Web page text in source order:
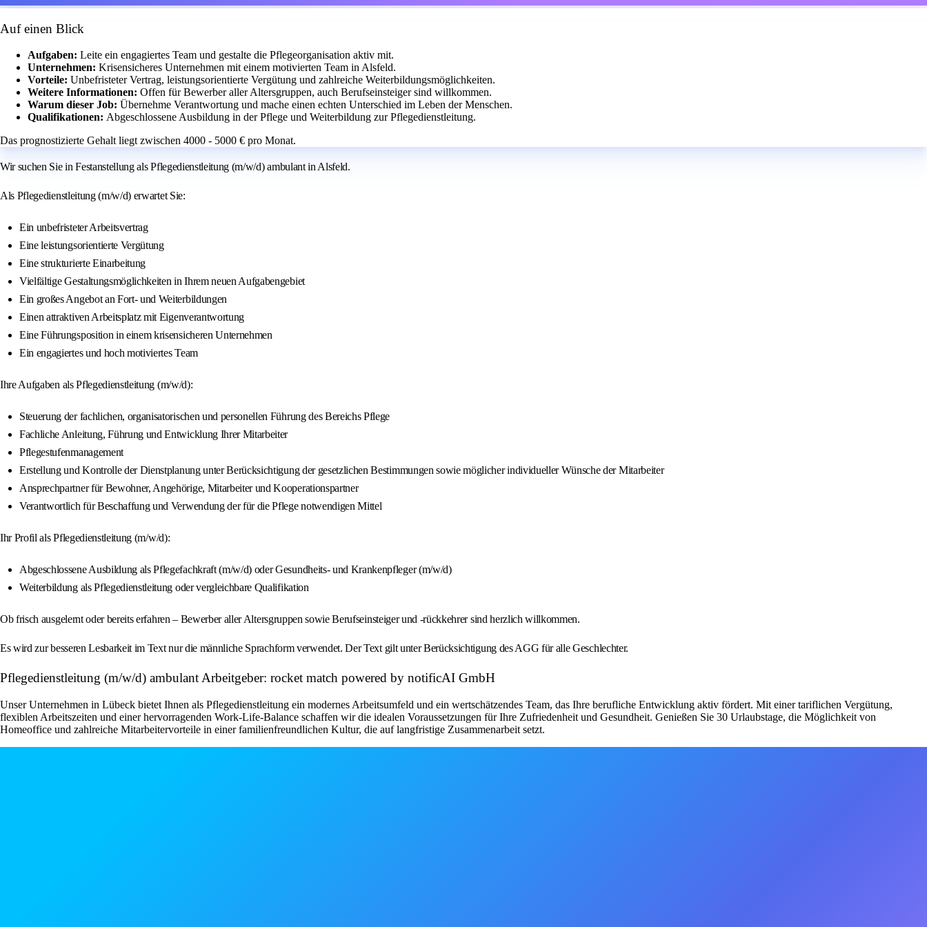
Auf einen Blick
Aufgaben: Leite ein engagiertes Team und gestalte die Pflegeorganisation aktiv mit.
Unternehmen: Krisensicheres Unternehmen mit einem motivierten Team in Alsfeld.
Vorteile: Unbefristeter Vertrag, leistungsorientierte Vergütung und zahlreiche Weiterbildungsmöglichkeiten.
Weitere Informationen: Offen für Bewerber aller Altersgruppen, auch Berufseinsteiger sind willkommen.
Warum dieser Job: Übernehme Verantwortung und mache einen echten Unterschied im Leben der Menschen.
Qualifikationen: Abgeschlossene Ausbildung in der Pflege und Weiterbildung zur Pflegedienstleitung.
Das prognostizierte Gehalt liegt zwischen 4000 - 5000 € pro Monat.
Wir suchen Sie in Festanstellung als Pflegedienstleitung (m/w/d) ambulant in Alsfeld.
Als Pflegedienstleitung (m/w/d) erwartet Sie:
Ein unbefristeter Arbeitsvertrag
Eine leistungsorientierte Vergütung
Eine strukturierte Einarbeitung
Vielfältige Gestaltungsmöglichkeiten in Ihrem neuen Aufgabengebiet
Ein großes Angebot an Fort- und Weiterbildungen
Einen attraktiven Arbeitsplatz mit Eigenverantwortung
Eine Führungsposition in einem krisensicheren Unternehmen
Ein engagiertes und hoch motiviertes Team
Ihre Aufgaben als Pflegedienstleitung (m/w/d):
Steuerung der fachlichen, organisatorischen und personellen Führung des Bereichs Pflege
Fachliche Anleitung, Führung und Entwicklung Ihrer Mitarbeiter
Pflegestufenmanagement
Erstellung und Kontrolle der Dienstplanung unter Berücksichtigung der gesetzlichen Bestimmungen sowie möglicher individueller Wünsche der Mitarbeiter
Ansprechpartner für Bewohner, Angehörige, Mitarbeiter und Kooperationspartner
Verantwortlich für Beschaffung und Verwendung der für die Pflege notwendigen Mittel
Ihr Profil als Pflegedienstleitung (m/w/d):
Abgeschlossene Ausbildung als Pflegefachkraft (m/w/d) oder Gesundheits- und Krankenpfleger (m/w/d)
Weiterbildung als Pflegedienstleitung oder vergleichbare Qualifikation
Ob frisch ausgelernt oder bereits erfahren – Bewerber aller Altersgruppen sowie Berufseinsteiger und -rückkehrer sind herzlich willkommen.
Es wird zur besseren Lesbarkeit im Text nur die männliche Sprachform verwendet. Der Text gilt unter Berücksichtigung des AGG für alle Geschlechter.
Pflegedienstleitung (m/w/d) ambulant Arbeitgeber: rocket match powered by notificAI GmbH
Unser Unternehmen in Lübeck bietet Ihnen als Pflegedienstleitung ein modernes Arbeitsumfeld und ein wertschätzendes Team, das Ihre berufliche Entwicklung aktiv fördert. Mit einer tariflichen Vergütung,
flexiblen Arbeitszeiten und einer hervorragenden Work-Life-Balance schaffen wir die idealen Voraussetzungen für Ihre Zufriedenheit und Gesundheit. Genießen Sie 30 Urlaubstage, die Möglichkeit von
Homeoffice und zahlreiche Mitarbeitervorteile in einer familienfreundlichen Kultur, die auf langfristige Zusammenarbeit setzt.